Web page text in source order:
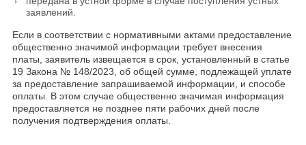
заявлений.
Если в соответствии с нормативными актами предоставление
общественно значимой информации требует внесения
платы, заявитель извещается в срок, установленный в статье
19 Закона № 148/2023, об общей сумме, подлежащей уплате
за предоставление запрашиваемой информации, и способе
оплаты. В этом случае общественно значимая информация
предоставляется не позднее пяти рабочих дней после
получения подтверждения оплаты.